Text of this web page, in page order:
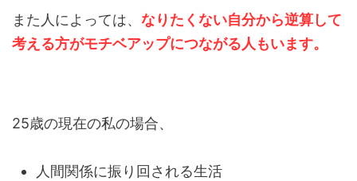
また人によっては、 なりたくない自分から逆算して
考える方がモチベアップにつながる人もいます。
25歳の現在の私の場合、
人間関係に振り回される生活